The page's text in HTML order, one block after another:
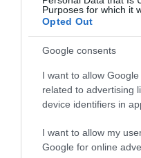
Purposes for which it
Opted Out
Google consents
I want to allow
related to advertising
device identifiers in
I want to allow my
Google for online
Εύβοια: Η μεγάλη
Χριστουγέννων στο